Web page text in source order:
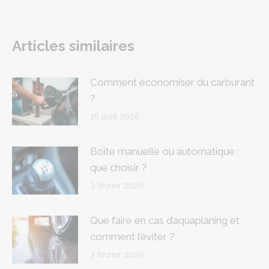
Articles similaires
Comment économiser du carburant
?
16 avril 2026
Boîte manuelle ou automatique :
que choisir ?
3 février 2026
Que faire en cas d’aquaplaning et
comment l’éviter ?
3 février 2026